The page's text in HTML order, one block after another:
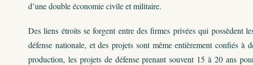
d’une double économie civile et militaire.
Des liens étroits se forgent entre des firmes privées qui possèdent
défense nationale, et des projets sont même entièrement confiés
production, les projets de défense prenant souvent 15 à 20 ans